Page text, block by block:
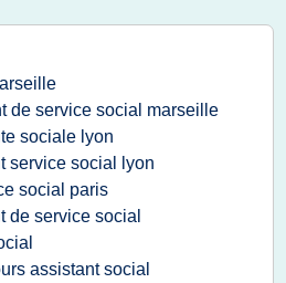
de service social marseille
sociale lyon
service social lyon
social paris
de service social
assistant social